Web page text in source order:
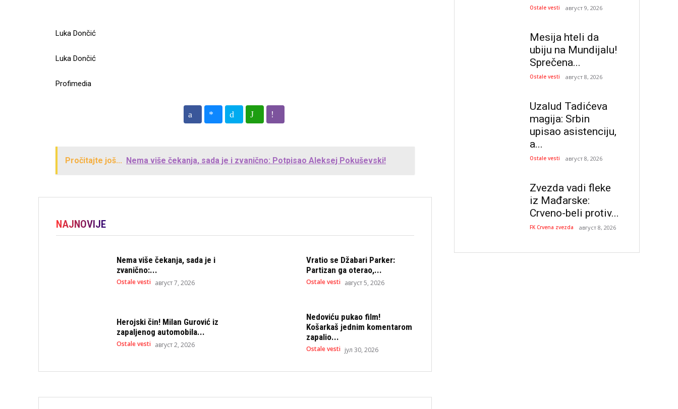
Luka Dončić
Luka Dončić
Profimedia
Pročitajte još... Nema više čekanja, sada je i zvanično: Potpisao Aleksej Pokuševski!
NAJNOVIJE
Nema više čekanja, sada je i
zvanično:...
Ostale vesti август 7, 2026
Vratio se Džabari Parker:
Partizan ga oterao,...
Ostale vesti август 5, 2026
Herojski čin! Milan Gurović iz
zapaljenog automobila...
Ostale vesti август 2, 2026
Nedoviću pukao film!
Košarkaš jednim komentarom
zapalio...
Ostale vesti јул 30, 2026
Ostale vesti август 9, 2026
Mesija hteli da
ubiju na Mundijalu!
Sprečena...
Ostale vesti август 8, 2026
Uzalud Tadićeva
magija: Srbin
upisao asistenciju,
a...
Ostale vesti август 8, 2026
Zvezda vadi fleke
iz Mađarske:
Crveno-beli protiv...
FK Crvena zvezda август 8, 2026